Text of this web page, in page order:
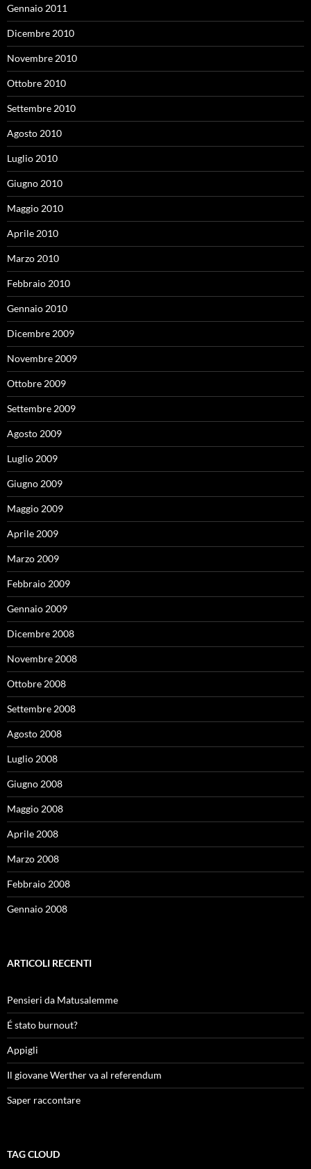
Gennaio 2011
Dicembre 2010
Novembre 2010
Ottobre 2010
Settembre 2010
Agosto 2010
Luglio 2010
Giugno 2010
Maggio 2010
Aprile 2010
Marzo 2010
Febbraio 2010
Gennaio 2010
Dicembre 2009
Novembre 2009
Ottobre 2009
Settembre 2009
Agosto 2009
Luglio 2009
Giugno 2009
Maggio 2009
Aprile 2009
Marzo 2009
Febbraio 2009
Gennaio 2009
Dicembre 2008
Novembre 2008
Ottobre 2008
Settembre 2008
Agosto 2008
Luglio 2008
Giugno 2008
Maggio 2008
Aprile 2008
Marzo 2008
Febbraio 2008
Gennaio 2008
ARTICOLI RECENTI
Pensieri da Matusalemme
É stato burnout?
Appigli
Il giovane Werther va al referendum
Saper raccontare
TAG CLOUD